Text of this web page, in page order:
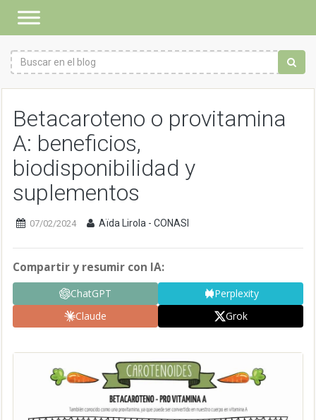
Betacaroteno o provitamina
A: beneficios,
biodisponibilidad y
suplementos
07/02/2024 Aïda Lirola - CONASI
Compartir y resumir con IA:
ChatGPT
Perplexity
Claude
Grok